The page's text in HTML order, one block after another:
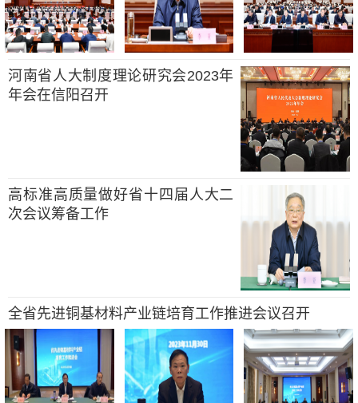
河南省人大制度理论研究会2023年
年会在信阳召开
高标准高质量做好省十四届人大二
次会议筹备工作
全省先进铜基材料产业链培育工作推进会议召开